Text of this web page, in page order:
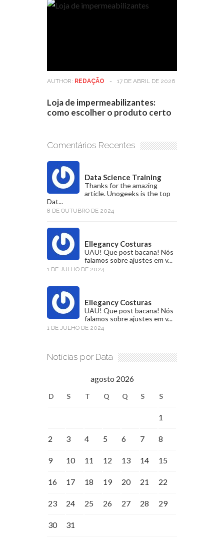
AUTHOR: REDAÇÃO - 17 DE ABRIL DE 2026
Loja de impermeabilizantes:
como escolher o produto certo
Comentários Recentes
Data Science Training
Thanks for the amazing
article. Unogeeks is the top
Dat...
8 DE OUTUBRO DE 2024
Ellegancy Costuras
UAU! Que post bacana! Nós
falamos sobre ajustes em v...
1 DE JULHO DE 2024
Ellegancy Costuras
UAU! Que post bacana! Nós
falamos sobre ajustes em v...
1 DE JULHO DE 2024
Notícias por Data
agosto 2026
D S T Q Q S S
1
2 3 4 5 6 7 8
9 10 11 12 13 14 15
16 17 18 19 20 21 22
23 24 25 26 27 28 29
30 31